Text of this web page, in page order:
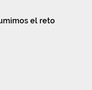
el reto